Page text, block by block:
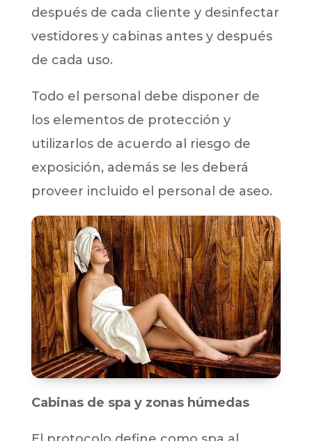
después de cada cliente y desinfectar
vestidores y cabinas antes y después
de cada uso.
Todo el personal debe disponer de
los elementos de protección y
utilizarlos de acuerdo al riesgo de
exposición, además se les deberá
proveer incluido el personal de aseo.
Cabinas de spa y zonas húmedas